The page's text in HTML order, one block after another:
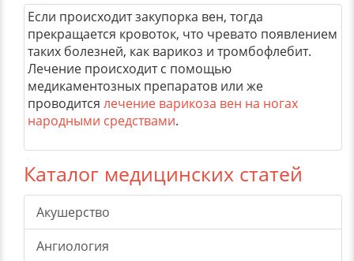
Если происходит закупорка вен, тогда
прекращается кровоток, что чревато появлением
таких болезней, как варикоз и тромбофлебит.
Лечение происходит с помощью
медикаментозных препаратов или же
проводится лечение варикоза вен на ногах
народными средствами.
Каталог медицинских статей
Акушерство
Ангиология